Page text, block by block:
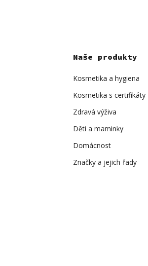
Naše produkty
Kosmetika a hygiena
Kosmetika s certifikáty
Zdravá výživa
Děti a maminky
Domácnost
Značky a jejich řady